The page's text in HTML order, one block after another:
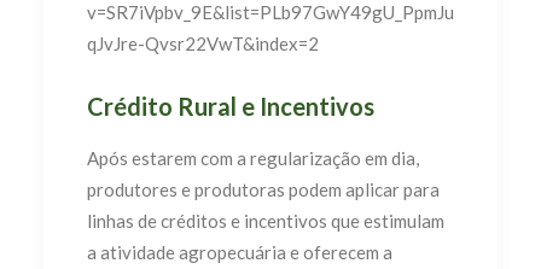
v=SR7iVpbv_9E&list=PLb97GwY49gU_PpmJu
qJvJre-Qvsr22VwT&index=2
Crédito Rural e Incentivos
Após estarem com a regularização em dia,
produtores e produtoras podem aplicar para
linhas de créditos e incentivos que estimulam
a atividade agropecuária e oferecem a